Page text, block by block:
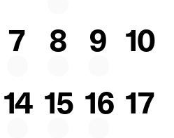
7 8 9 10
14 15 16 17